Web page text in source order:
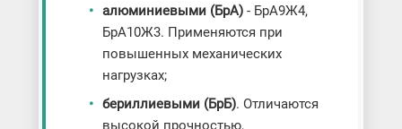
алюминиевыми (БрА)- БрА9Ж4,
БрА10Ж3. Применяются при
повышенных механических
нагрузках;
бериллиевыми (БрБ). Отличаются